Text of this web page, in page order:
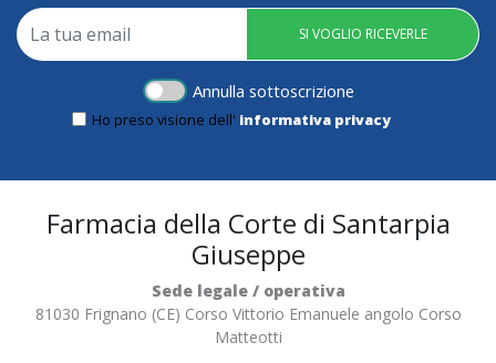
SI VOGLIO RICEVERLE
Ho preso visione dell' informativa privacy
Annulla sottoscrizione
Farmacia della Corte di Santarpia
Giuseppe
Sede legale / operativa
81030 Frignano (CE) Corso Vittorio Emanuele angolo Corso
Matteotti